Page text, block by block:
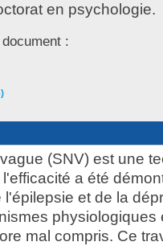
en psychologie.
:
(SNV) est une
a été
et de la
physiologiques
mal compris. Ce